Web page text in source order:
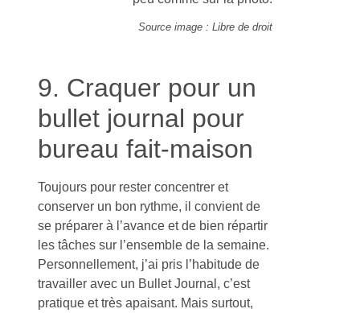
Source image : Libre de droit
9. Craquer pour un
bullet journal pour
bureau fait-maison
Toujours pour rester concentrer et
conserver un bon rythme, il convient de
se préparer à l’avance et de bien répartir
les tâches sur l’ensemble de la semaine.
Personnellement, j’ai pris l’habitude de
travailler avec un Bullet Journal, c’est
pratique et très apaisant. Mais surtout,